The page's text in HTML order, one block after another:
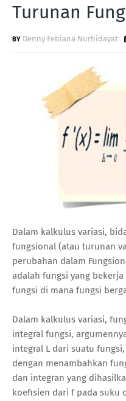
Turunan
Denny Febiana Nurhidayat
Dalam kalkulus variasi,
fungsional (atau turunan
perubahan dalam
adalah fungsi yang
fungsi di mana fungsi
Dalam kalkulus variasi,
integral fungsi,
integral L dari suatu
dengan menambahkan
dan integran yang
koefisien dari f pada suku